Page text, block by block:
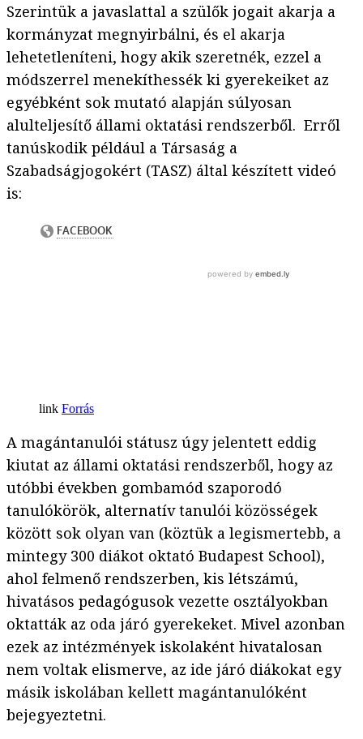
Szerintük a javaslattal a szülők jogait akarja a
kormányzat megnyirbálni, és el akarja
lehetetleníteni, hogy akik szeretnék, ezzel a
módszerrel menekíthessék ki gyerekeiket az
egyébként sok mutató alapján súlyosan
alulteljesítő állami oktatási rendszerből. Erről
tanúskodik például a Társaság a
Szabadságjogokért (TASZ) által készített videó
is:
Forrás
A magántanulói státusz úgy jelentett eddig
kiutat az állami oktatási rendszerből, hogy az
utóbbi években gombamód szaporodó
tanulókörök, alternatív tanulói közösségek
között sok olyan van (köztük a legismertebb, a
mintegy 300 diákot oktató Budapest School),
ahol felmenő rendszerben, kis létszámú,
hivatásos pedagógusok vezette osztályokban
oktatták az oda járó gyerekeket. Mivel azonban
ezek az intézmények iskolaként hivatalosan
nem voltak elismerve, az ide járó diákokat egy
másik iskolában kellett magántanulóként
bejegyeztetni.